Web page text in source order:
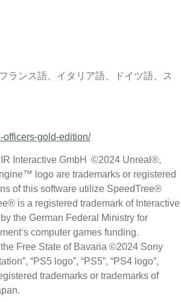
ランス語、イタリア語、ドイツ語、ス
officers-gold-edition/
Interactive GmbH ©2024 Unreal®,
logo are trademarks or registered
of this software utilize SpeedTree®
is a registered trademark of Interactive
the German Federal Ministry for
computer games funding.
Free State of Bavaria ©2024 Sony
“PS5 logo”, “PS5”, “PS4 logo”,
trademarks or trademarks of